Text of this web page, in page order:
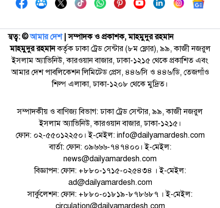
স্বত্ব: ©️আমার দেশ| সম্পাদক ও প্রকাশক, মাহমুদুর রহমান
মাহমুদুর রহমানকর্তৃক ঢাকা ট্রেড সেন্টার (৮ম ফ্লোর), ৯৯, কাজী নজরুল
ইসলাম অ্যাভিনিউ, কারওয়ান বাজার, ঢাকা-১২১৫ থেকে প্রকাশিত এবং
আমার দেশ পাবলিকেশন লিমিটেড প্রেস, ৪৪৬/সি ও ৪৪৬/ডি, তেজগাঁও
শিল্প এলাকা, ঢাকা-১২০৮ থেকে মুদ্রিত।
সম্পাদকীয় ও বাণিজ্য বিভাগ: ঢাকা ট্রেড সেন্টার, ৯৯, কাজী নজরুল
ইসলাম অ্যাভিনিউ, কারওয়ান বাজার, ঢাকা-১২১৫।
ফোন: ০২-৫৫০১২২৫০। ই-মেইল: info@dailyamardesh.com
বার্তা: ফোন: ০৯৬৬৬-৭৪৭৪০০। ই-মেইল:
news@dailyamardesh.com
বিজ্ঞাপন: ফোন: +৮৮০-১৭১৫-০২৫৪৩৪ । ই-মেইল:
ad@dailyamardesh.com
সার্কুলেশন: ফোন: +৮৮০-০১৮১৯-৮৭৮৬৮৭ । ই-মেইল:
circulation@dailyamardesh.com